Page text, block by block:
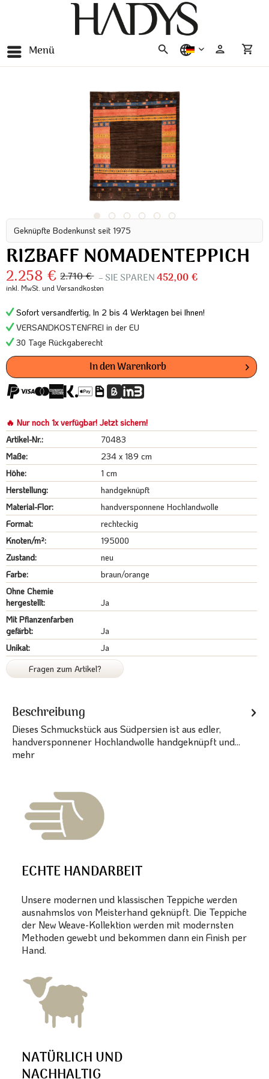
Menü deutsch
Geknüpfte Bodenkunst seit 1975
RIZBAFF NOMADENTEPPICH
2.258 € 2.710 € – SIE SPAREN452,00 €
inkl. MwSt. und Versandkosten
Sofort versandfertig, In 2 bis 4 Werktagen bei Ihnen!
VERSANDKOSTENFREI in der EU
30 Tage Rückgaberecht
In denWarenkorb
🔥 Nur noch 1x verfügbar! Jetzt sichern!
Artikel-Nr.:
70483
Maße:
234 x 189 cm
Höhe:
1 cm
Herstellung:
handgeknüpft
Material-Flor:
handversponnene Hochlandwolle
Format:
rechteckig
Knoten/m²:
195000
Zustand:
neu
Farbe:
braun/orange
Ohne Chemie
hergestellt:
Ja
Mit Pflanzenfarben
gefärbt:
Ja
Unikat:
Ja
Fragen zum Artikel?
Beschreibung
Dieses Schmuckstück aus Südpersien ist aus edler,
handversponnener Hochlandwolle handgeknüpft und...
mehr
ECHTE HANDARBEIT
Unsere modernen und klassischen Teppiche werden
ausnahmslos von Meisterhand geknüpft. Die Teppiche
der New Weave-Kollektion werden mit modernsten
Methoden gewebt und bekommen dann ein Finish per
Hand.
NATÜRLICH UND